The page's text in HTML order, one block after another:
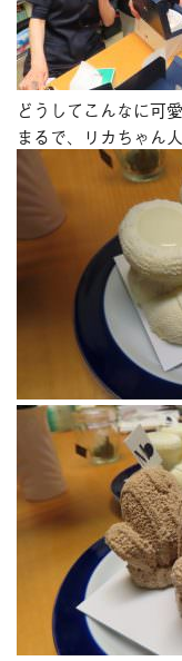
どうしてこんなに可
まるで、リカちゃん